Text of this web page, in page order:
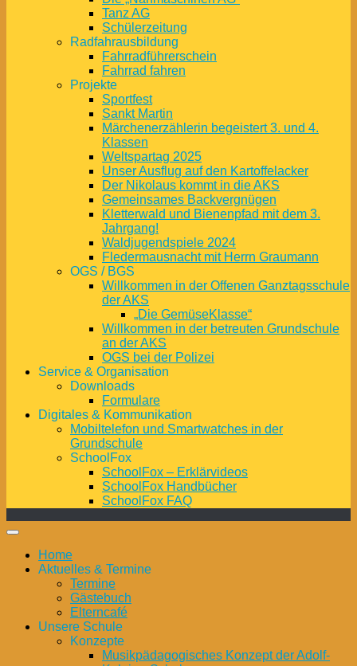
Tanz AG
Schülerzeitung
Radfahrausbildung
Fahrradführerschein
Fahrrad fahren
Projekte
Sportfest
Sankt Martin
Märchenerzählerin begeistert 3. und 4.
Klassen
Weltspartag 2025
Unser Ausflug auf den Kartoffelacker
Der Nikolaus kommt in die AKS
Gemeinsames Backvergnügen
Kletterwald und Bienenpfad mit dem 3.
Jahrgang!
Waldjugendspiele 2024
Fledermausnacht mit Herrn Graumann
OGS / BGS
Willkommen in der Offenen Ganztagsschule
der AKS
„Die GemüseKlasse“
Willkommen in der betreuten Grundschule
an der AKS
OGS bei der Polizei
Service & Organisation
Downloads
Formulare
Digitales & Kommunikation
Mobiltelefon und Smartwatches in der
Grundschule
SchoolFox
SchoolFox – Erklärvideos
SchoolFox Handbücher
SchoolFox FAQ
Home
Aktuelles & Termine
Termine
Gästebuch
Elterncafé
Unsere Schule
Konzepte
Musikpädagogisches Konzept der Adolf-